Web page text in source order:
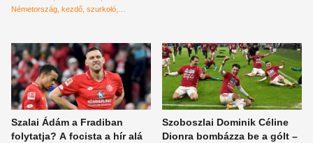
Németország kezdő szurkoló
Szalai Ádám a Fradiban
folytatja? A focista a hír alá
Szoboszlai Dominik Céline
Dionra bombázza be a gólt –